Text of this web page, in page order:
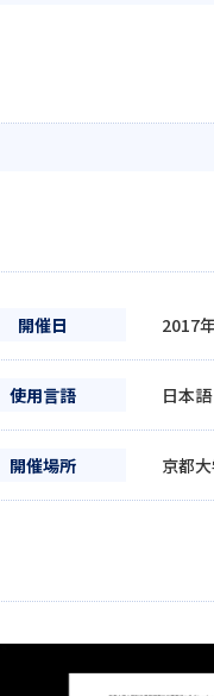
開催日 2017
使用言語 日本語
開催場所 京都大